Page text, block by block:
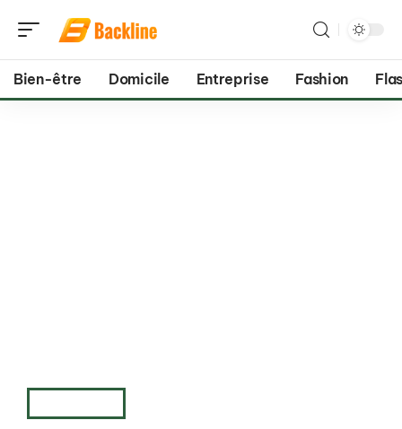
Bien-être Domicile Entreprise Fashion